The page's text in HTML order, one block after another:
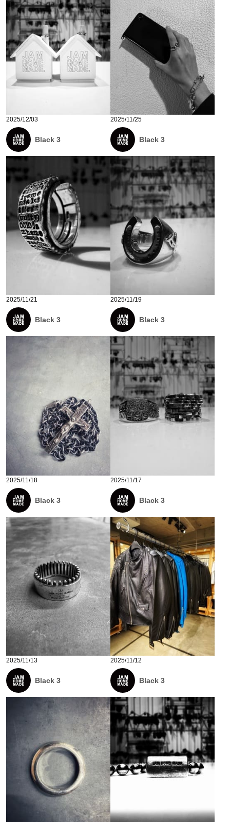
2025/12/03
Black 3
2025/11/25
Black 3
2025/11/21
Black 3
2025/11/19
Black 3
2025/11/18
Black 3
2025/11/17
Black 3
2025/11/13
Black 3
2025/11/12
Black 3